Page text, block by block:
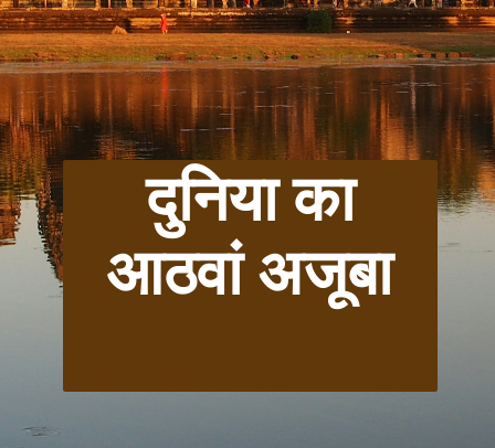
दुनिया का
आठवां अजूबा